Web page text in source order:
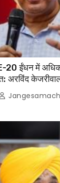
20 ईंधन में
अरविंद